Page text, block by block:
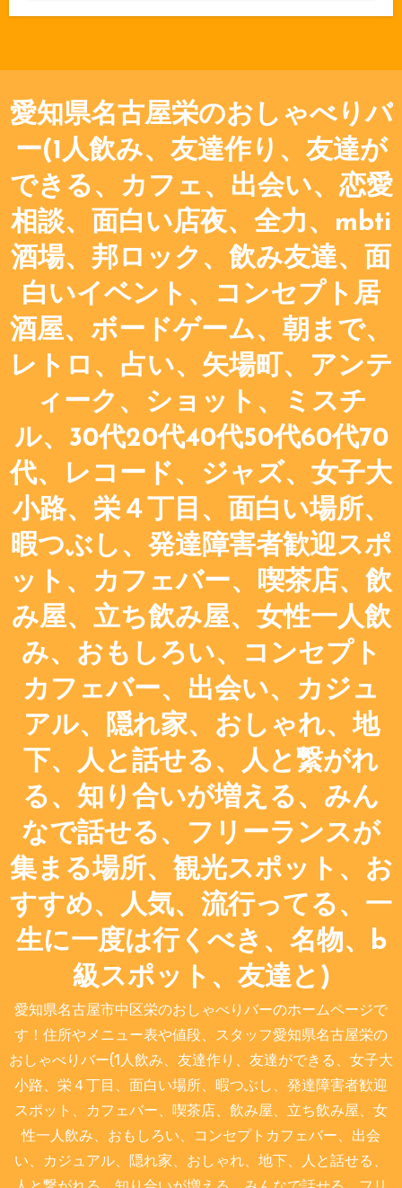
愛知県名古屋栄のおしゃべりバ
ー(1人飲み、友達作り、友達が
できる、カフェ、出会い、恋愛
相談、面白い店夜、全力、mbti
酒場、邦ロック、飲み友達、面
白いイベント、コンセプト居
酒屋、ボードゲーム、朝まで、
レトロ、占い、矢場町、アンテ
ィーク、ショット、ミスチ
ル、30代20代40代50代60代70
代、レコード、ジャズ、女子大
小路、栄４丁目、面白い場所、
暇つぶし、発達障害者歓迎スポ
ット、カフェバー、喫茶店、飲
み屋、立ち飲み屋、女性一人飲
み、おもしろい、コンセプト
カフェバー、出会い、カジュ
アル、隠れ家、おしゃれ、地
下、人と話せる、人と繋がれ
る、知り合いが増える、みん
なで話せる、フリーランスが
集まる場所、観光スポット、お
すすめ、人気、流行ってる、一
生に一度は行くべき、名物、b
級スポット、友達と)
愛知県名古屋市中区栄のおしゃべりバーのホームページで
す！住所やメニュー表や値段、スタッフ愛知県名古屋栄の
おしゃべりバー(1人飲み、友達作り、友達ができる、女子大
小路、栄４丁目、面白い場所、暇つぶし、発達障害者歓迎
スポット、カフェバー、喫茶店、飲み屋、立ち飲み屋、女
性一人飲み、おもしろい、コンセプトカフェバー、出会
い、カジュアル、隠れ家、おしゃれ、地下、人と話せる、